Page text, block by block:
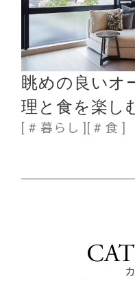
眺めの良いオ
理と食を楽し
[ # 暮らし ] [ # 食 ]